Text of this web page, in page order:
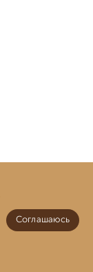
Соглашаюсь